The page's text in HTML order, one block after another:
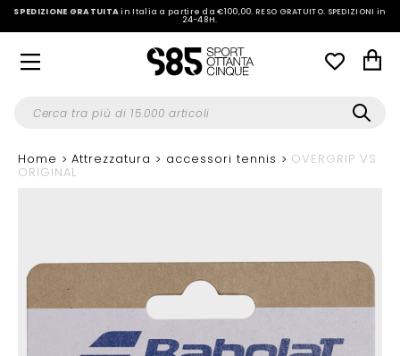
SPEDIZIONE GRATUITAin Italia a partire da €100,00.RESO GRATUITO. SPEDIZIONI in
24-48H.
Home Attrezzatura accessori tennis OVERGRIP VS
ORIGINAL